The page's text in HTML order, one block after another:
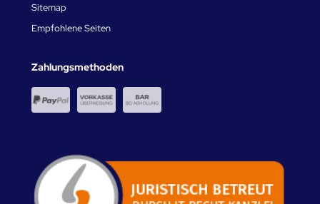
Sitemap
Empfohlene Seiten
Zahlungsmethoden